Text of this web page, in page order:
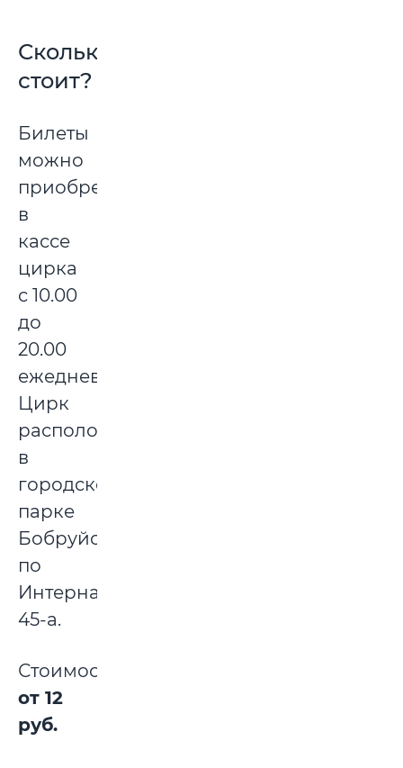
Сколько
стоит?
Билеты
можно
приобрести
в
кассе
цирка
с 10.00
до
20.00
ежедневно.
Цирк
расположен
в
городском
парке
Бобруйска
по
Интернациональной,
45-а.
Стоимость:
от 12
руб.